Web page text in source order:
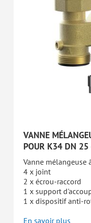
VANNE
POUR K34 DN 25
Vanne mélangeuse
4 x joint
2 x écrou-raccord
1 x support
1 x dispositif anti-
En savoir plus